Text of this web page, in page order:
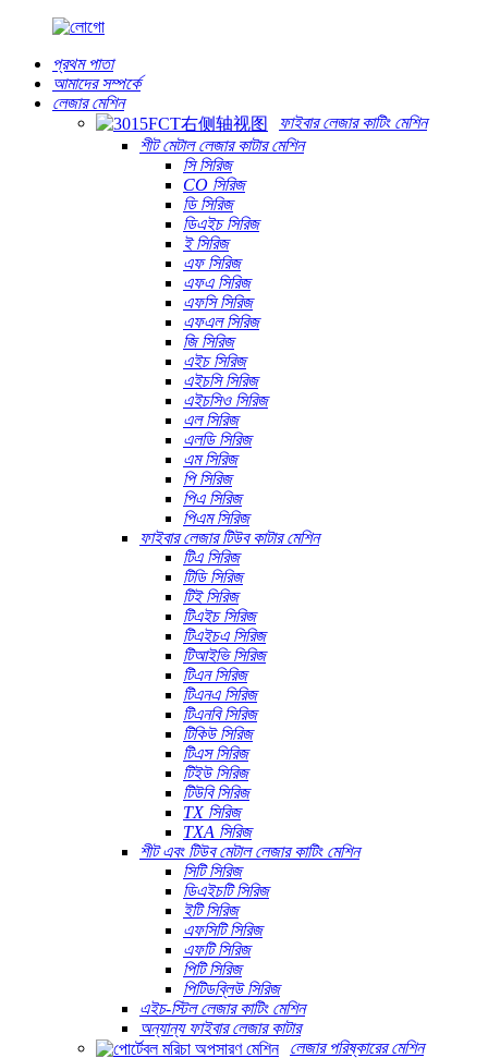
প্রথম পাতা
আমাদের সম্পর্কে
লেজার মেশিন
ফাইবার লেজার কাটিং মেশিন
শীট মেটাল লেজার কাটার মেশিন
সি সিরিজ
CO সিরিজ
ডি সিরিজ
ডিএইচ সিরিজ
ই সিরিজ
এফ সিরিজ
এফএ সিরিজ
এফসি সিরিজ
এফএল সিরিজ
জি সিরিজ
এইচ সিরিজ
এইচসি সিরিজ
এইচসিও সিরিজ
এল সিরিজ
এলডি সিরিজ
এম সিরিজ
পি সিরিজ
পিএ সিরিজ
পিএম সিরিজ
ফাইবার লেজার টিউব কাটার মেশিন
টিএ সিরিজ
টিডি সিরিজ
টিই সিরিজ
টিএইচ সিরিজ
টিএইচএ সিরিজ
টিআইভি সিরিজ
টিএন সিরিজ
টিএনএ সিরিজ
টিএনবি সিরিজ
টিকিউ সিরিজ
টিএস সিরিজ
টিইউ সিরিজ
টিউবি সিরিজ
TX সিরিজ
TXA সিরিজ
শীট এবং টিউব মেটাল লেজার কাটিং মেশিন
সিটি সিরিজ
ডিএইচটি সিরিজ
ইটি সিরিজ
এফসিটি সিরিজ
এফটি সিরিজ
পিটি সিরিজ
পিটিডব্লিউ সিরিজ
এইচ-স্টিল লেজার কাটিং মেশিন
অন্যান্য ফাইবার লেজার কাটার
লেজার পরিষ্কারের মেশিন